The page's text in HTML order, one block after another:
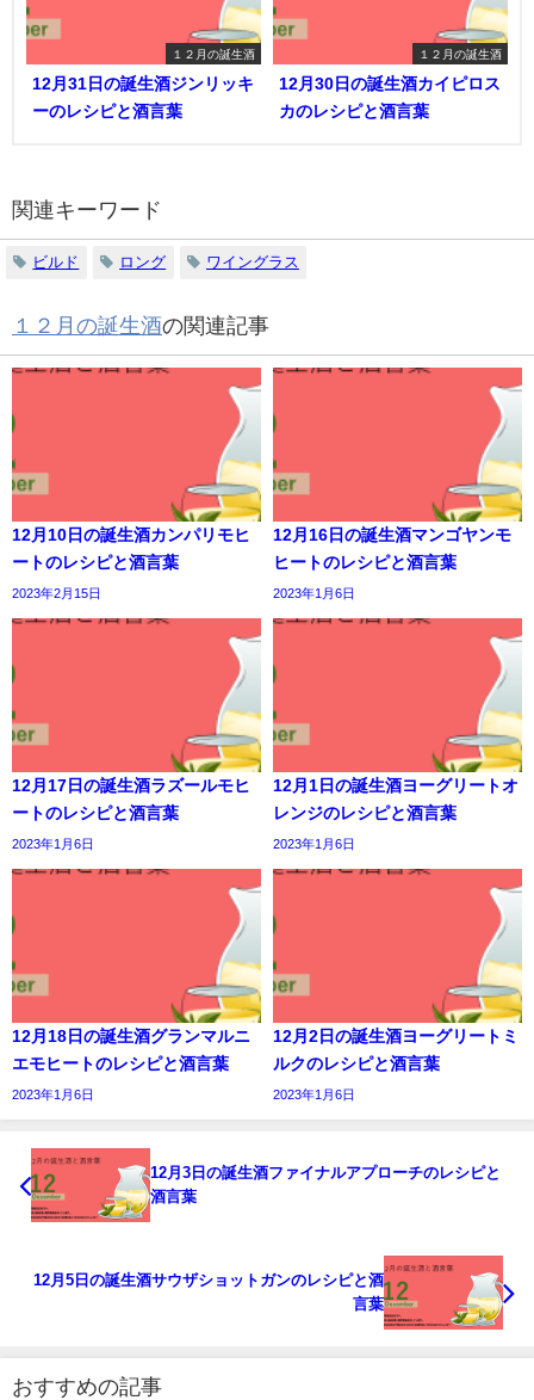
１２月の誕生酒
12月31日の誕生酒ジンリッキ
ーのレシピと酒言葉
１２月の誕生酒
12月30日の誕生酒カイピロス
カのレシピと酒言葉
関連キーワード
ビルド ロング ワイングラス
１２月の誕生酒の関連記事
12月10日の誕生酒カンパリモヒ
ートのレシピと酒言葉
2023年2月15日
12月16日の誕生酒マンゴヤンモ
ヒートのレシピと酒言葉
2023年1月6日
12月17日の誕生酒ラズールモヒ
ートのレシピと酒言葉
2023年1月6日
12月1日の誕生酒ヨーグリートオ
レンジのレシピと酒言葉
2023年1月6日
12月18日の誕生酒グランマルニ
エモヒートのレシピと酒言葉
2023年1月6日
12月2日の誕生酒ヨーグリートミ
ルクのレシピと酒言葉
2023年1月6日
12月3日の誕生酒ファイナルアプローチのレシピと
酒言葉
12月5日の誕生酒サウザショットガンのレシピと酒
言葉
おすすめの記事